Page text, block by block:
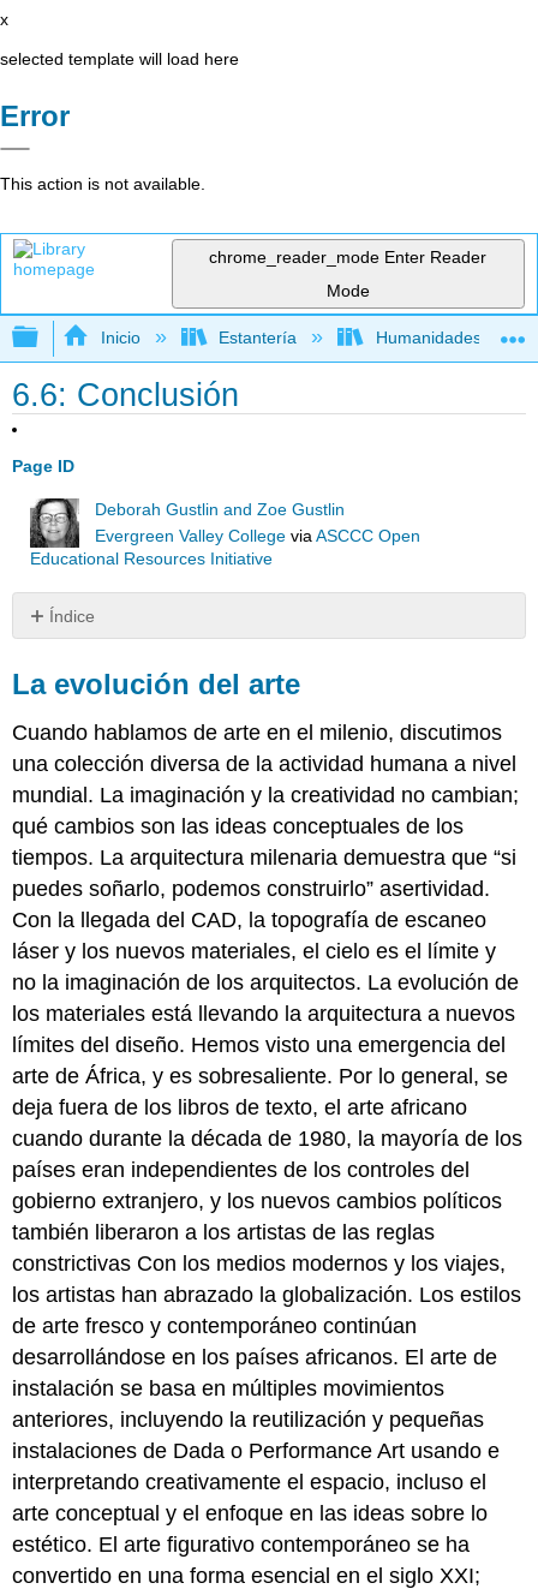
x
selected template will load here
Error
This action is not available.
chrome_reader_mode Enter Reader
Mode
Expandir/contraer jerarquía global
Inicio Estantería Humanidades
6.6: Conclusión
Page ID
Deborah Gustlin and Zoe Gustlin
Evergreen Valley College viaASCCC Open
Educational Resources Initiative
Índice
evolución
del
arte
La evolución del arte
Cuando hablamos de arte en el milenio, discutimos
una colección diversa de la actividad humana a nivel
mundial. La imaginación y la creatividad no cambian;
qué cambios son las ideas conceptuales de los
tiempos. La arquitectura milenaria demuestra que “si
puedes soñarlo, podemos construirlo” asertividad.
Con la llegada del CAD, la topografía de escaneo
láser y los nuevos materiales, el cielo es el límite y
no la imaginación de los arquitectos. La evolución de
los materiales está llevando la arquitectura a nuevos
límites del diseño. Hemos visto una emergencia del
arte de África, y es sobresaliente. Por lo general, se
deja fuera de los libros de texto, el arte africano
cuando durante la década de 1980, la mayoría de los
países eran independientes de los controles del
gobierno extranjero, y los nuevos cambios políticos
también liberaron a los artistas de las reglas
constrictivas Con los medios modernos y los viajes,
los artistas han abrazado la globalización. Los estilos
de arte fresco y contemporáneo continúan
desarrollándose en los países africanos. El arte de
instalación se basa en múltiples movimientos
anteriores, incluyendo la reutilización y pequeñas
instalaciones de Dada o Performance Art usando e
interpretando creativamente el espacio, incluso el
arte conceptual y el enfoque en las ideas sobre lo
estético. El arte figurativo contemporáneo se ha
convertido en una forma esencial en el siglo XXI;